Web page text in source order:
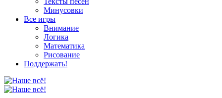
Минусовки
Все игры
Внимание
Логика
Математика
Рисование
Поддержать!